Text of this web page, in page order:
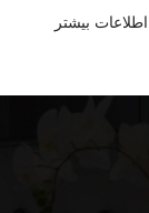
اطلاعات بیشتر